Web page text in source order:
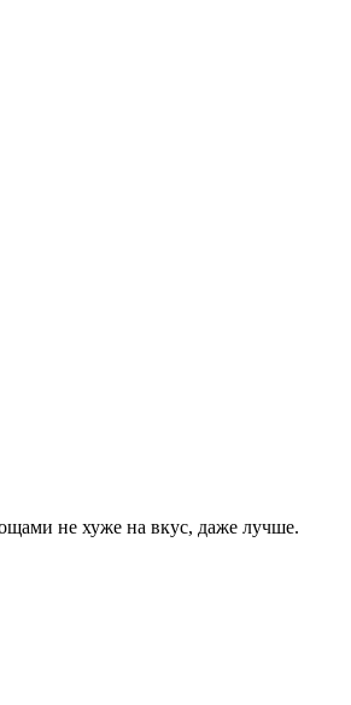
не хуже на вкус, даже лучше.